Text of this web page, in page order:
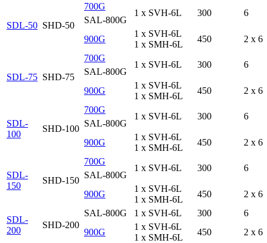
SDL-50 SHD-50
700G
1 x SVH-6L 300 6
SAL-800G
900G
1 x SVH-6L
1 x SMH-6L
450 2 x 6
SDL-75 SHD-75
700G
1 x SVH-6L 300 6
SAL-800G
900G
1 x SVH-6L
1 x SMH-6L
450 2 x 6
SDL-
100
SHD-100
700G
1 x SVH-6L 300 6
SAL-800G
900G
1 x SVH-6L
1 x SMH-6L
450 2 x 6
SDL-
150
SHD-150
700G
1 x SVH-6L 300 6
SAL-800G
900G
1 x SVH-6L
1 x SMH-6L
450 2 x 6
SDL-
200
SHD-200
SAL-800G 1 x SVH-6L 300
6
900G
1 x SVH-6L
1 x SMH-6L
450 2 x 6